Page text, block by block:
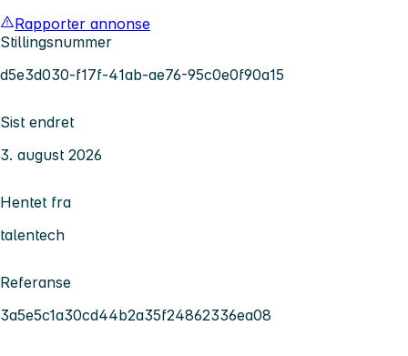
Rapporter annonse
Stillingsnummer
d5e3d030-f17f-41ab-ae76-95c0e0f90a15
Sist endret
3. august 2026
Hentet fra
talentech
Referanse
3a5e5c1a30cd44b2a35f24862336ea08